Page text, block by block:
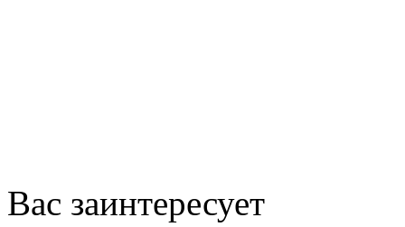
Вас заинтересует